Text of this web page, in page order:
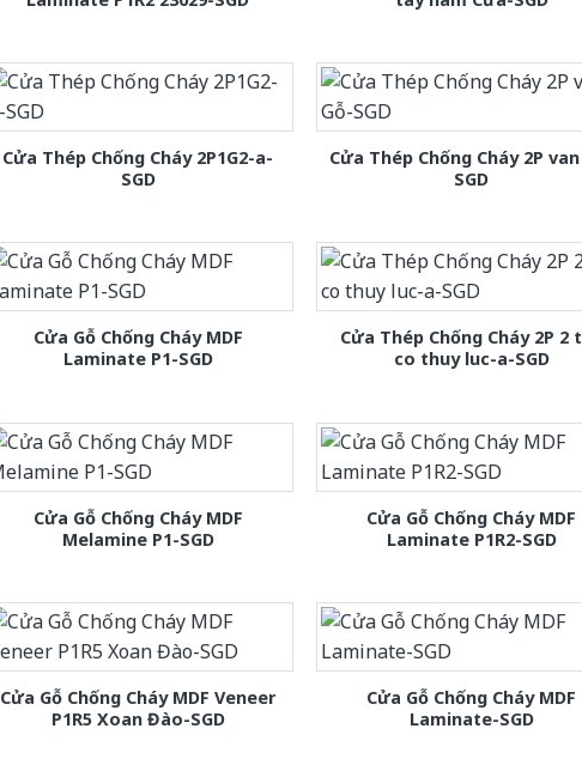
Cửa Thép Chống Cháy 2P1G2-a-
SGD
Cửa Thép Chống Cháy 2P
SGD
Cửa Gỗ Chống Cháy MDF
Laminate P1-SGD
Cửa Thép Chống Cháy 2P 2
co thuy luc-a-SGD
Cửa Gỗ Chống Cháy MDF
Melamine P1-SGD
Cửa Gỗ Chống Cháy MDF
Laminate P1R2-SGD
Cửa Gỗ Chống Cháy MDF Veneer
P1R5 Xoan Đào-SGD
Cửa Gỗ Chống Cháy MDF
Laminate-SGD